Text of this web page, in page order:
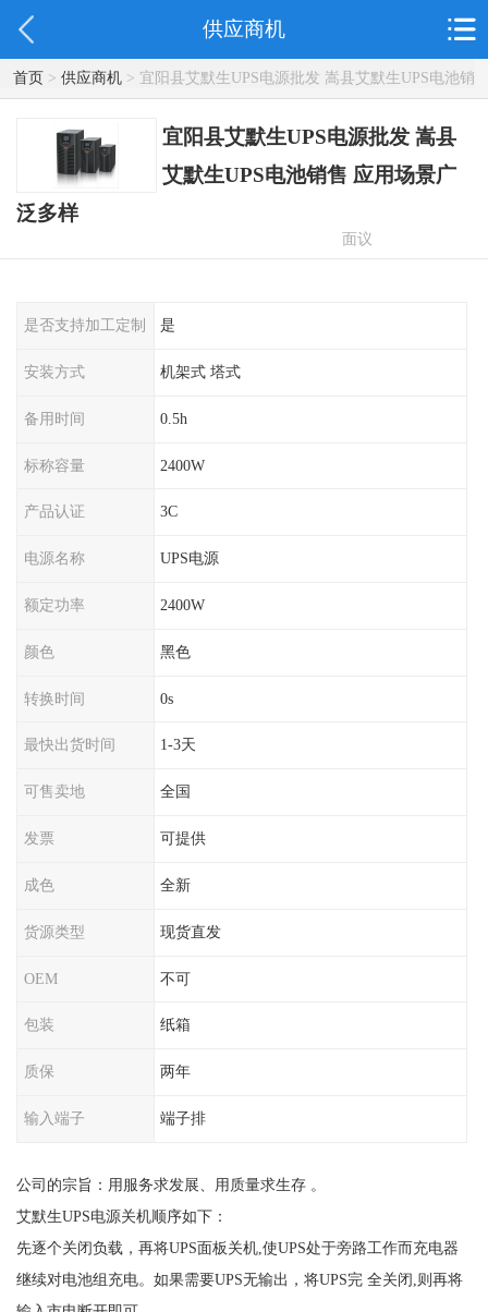
供应商机
首页> 供应商机> 宜阳县艾默生UPS电源批发 嵩县艾默生UPS电池销
售 应用场景广泛多样
宜阳县艾默生UPS电源批发 嵩县
艾默生UPS电池销售 应用场景广
泛多样
面议
是否支持加工定制 是
安装方式 机架式 塔式
备用时间 0.5h
标称容量 2400W
产品认证 3C
电源名称 UPS电源
额定功率 2400W
颜色 黑色
转换时间 0s
最快出货时间 1-3天
可售卖地 全国
发票 可提供
成色 全新
货源类型 现货直发
OEM 不可
包装 纸箱
质保 两年
输入端子 端子排
公司的宗旨：用服务求发展、用质量求生存 。
艾默生UPS电源关机顺序如下：
先逐个关闭负载，再将UPS面板关机,使UPS处于旁路工作而充电器
继续对电池组充电。如果需要UPS无输出，将UPS完 全关闭,则再将